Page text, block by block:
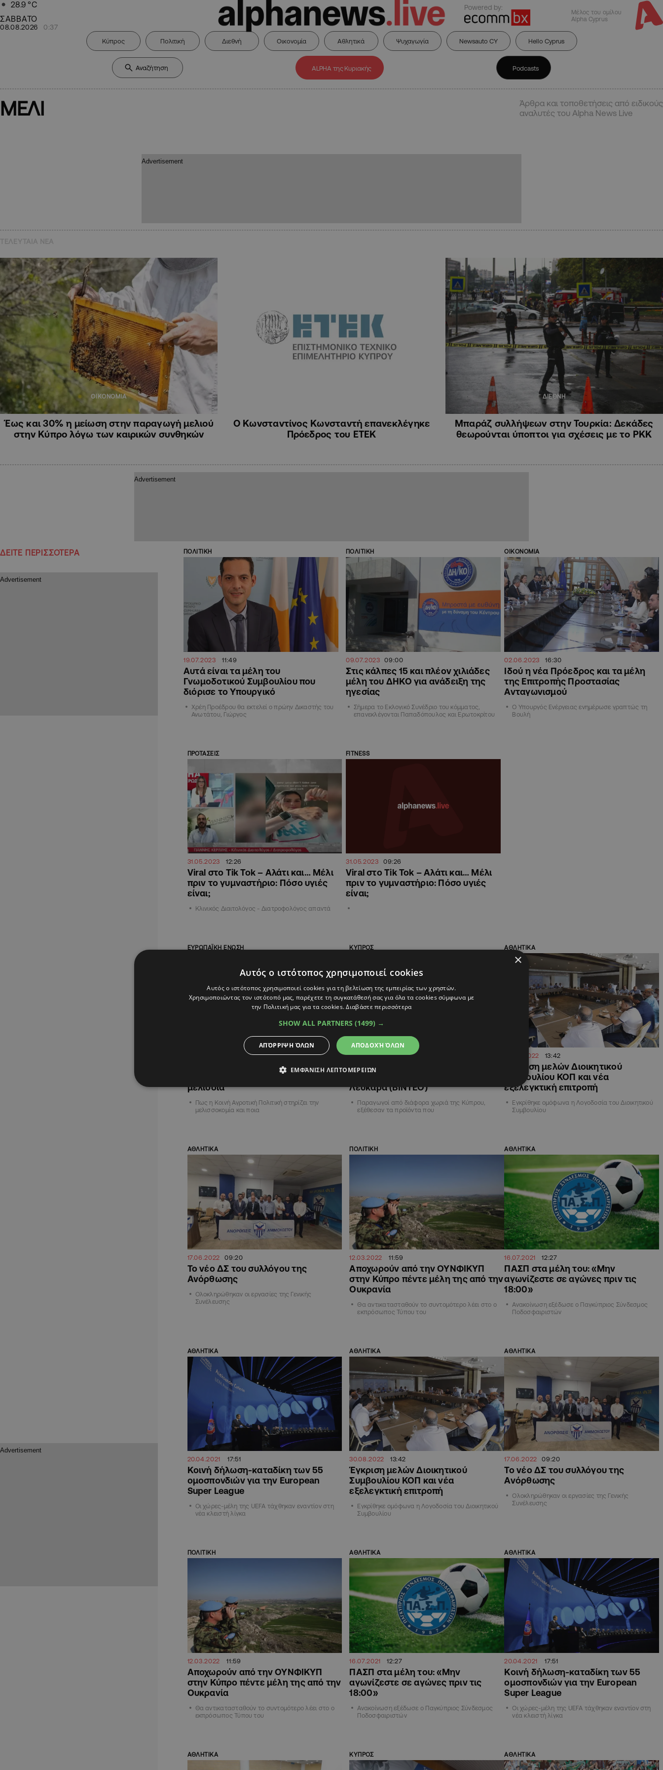
28.9 °C
ΣΑΒΒΑΤΟ
08.08.2026 0:37
Powered by:
Μέλος του ομίλου
Alpha Cyprus
Κύπρος Πολιτική Διεθνή Οικονομία Αθλητικά Ψυχαγωγία Newsauto CY Hello Cyprus
ALPHA της Κυριακής Podcasts
ΜΕΛΙ
Άρθρα και τοποθετήσεις από ειδικούς
αναλυτές του Alpha News Live
ΟΙΚΟΝΟΜΙΑ
Έως και 30% η μείωση στην παραγωγή μελιού
στην Κύπρο λόγω των καιρικών συνθηκών
Ο Κωνσταντίνος Κωνσταντή επανεκλέγηκε
Πρόεδρος του ΕΤΕΚ
ΔΙΕΘΝΗ
Μπαράζ συλλήψεων στην Τουρκία: Δεκάδες
θεωρούνται ύποπτοι για σχέσεις με το ΡΚΚ
ΔΕΙΤΕ ΠΕΡΙΣΣΟΤΕΡΑ ΠΟΛΙΤΙΚΗ
19.07.2023 11:49
Αυτά είναι τα μέλη του
Γνωμοδοτικού Συμβουλίου που
διόρισε το Υπουργικό
Χρέη Προέδρου θα εκτελεί ο πρώην Δικαστής του
Ανωτάτου, Γιώργος
ΠΟΛΙΤΙΚΗ
09.07.2023 09:00
Στις κάλπες 15 και πλέον χιλιάδες
μέλη του ΔΗΚΟ για ανάδειξη της
ηγεσίας
Σήμερα το Εκλογικό Συνέδριο του κόμματος,
επανεκλέγονται Παπαδόπουλος και Ερωτοκρίτου
ΟΙΚΟΝΟΜΙΑ
02.06.2023 16:30
Ιδού η νέα Πρόεδρος και τα μέλη
της Επιτροπής Προστασίας
Ανταγωνισμού
Ο Υπουργός Ενέργειας ενημέρωσε γραπτώς τη
Βουλή
ΠΡΟΤΑΣΕΙΣ
31.05.2023 12:26
Viral στο Tik Tok – Αλάτι και… Μέλι
πριν το γυμναστήριο: Πόσο υγιές
είναι;
Κλινικός Διαιτολόγος - Διατροφολόγος απαντά
FITNESS
31.05.2023 09:26
Viral στο Tik Tok – Αλάτι και… Μέλι
πριν το γυμναστήριο: Πόσο υγιές
είναι;
ΕΥΡΩΠΑΪΚΗ ΕΝΩΣΗ
Το κυπριακό μέλι σε αριθμούς: Πόσα
κιλά παράγονται τον χρόνο και τα
μελίσσια
Πως η Κοινή Αγροτική Πολιτική στηρίζει την
μελισσοκομία και ποια
ΚΥΠΡΟΣ
11.09.2022 21:30
Φεστιβάλ Αγροτικού Πολιτισμού:
Λεύκαρα (ΒΙΝΤΕΟ)
Παραγωγοί από διάφορα χωριά της Κύπρου,
εξέθεσαν τα προϊόντα που
ΑΘΛΗΤΙΚΑ
30.08.2022 13:42
Έγκριση μελών Διοικητικού
Συμβουλίου ΚΟΠ και νέα
εξελεγκτική επιτροπή
Εγκρίθηκε ομόφωνα η Λογοδοσία του Διοικητικού
Συμβουλίου
ΑΘΛΗΤΙΚΑ
17.06.2022 09:20
Το νέο ΔΣ του συλλόγου της
Ανόρθωσης
Ολοκληρώθηκαν οι εργασίες της Γενικής
Συνέλευσης
ΠΟΛΙΤΙΚΗ
12.03.2022 11:59
Αποχωρούν από την ΟΥΝΦΙΚΥΠ
στην Κύπρο πέντε μέλη της από την
Ουκρανία
Θα αντικατασταθούν το συντομότερο λέει στο ο
εκπρόσωπος Τύπου του
ΑΘΛΗΤΙΚΑ
16.07.2021 12:27
ΠΑΣΠ στα μέλη του: «Μην
αγωνίζεστε σε αγώνες πριν τις
18:00»
Ανακοίνωση εξέδωσε ο Παγκύπριος Σύνδεσμος
Ποδοσφαιριστών
ΑΘΛΗΤΙΚΑ
20.04.2021 17:51
Κοινή δήλωση-καταδίκη των 55
ομοσπονδιών για την European
Super League
Οι χώρες-μέλη της UEFA τάχθηκαν εναντίον στη
νέα κλειστή λίγκα
ΑΘΛΗΤΙΚΑ
30.08.2022 13:42
Έγκριση μελών Διοικητικού
Συμβουλίου ΚΟΠ και νέα
εξελεγκτική επιτροπή
Εγκρίθηκε ομόφωνα η Λογοδοσία του Διοικητικού
Συμβουλίου
ΑΘΛΗΤΙΚΑ
17.06.2022 09:20
Το νέο ΔΣ του συλλόγου της
Ανόρθωσης
Ολοκληρώθηκαν οι εργασίες της Γενικής
Συνέλευσης
ΠΟΛΙΤΙΚΗ
12.03.2022 11:59
Αποχωρούν από την ΟΥΝΦΙΚΥΠ
στην Κύπρο πέντε μέλη της από την
Ουκρανία
Θα αντικατασταθούν το συντομότερο λέει στο ο
εκπρόσωπος Τύπου του
ΑΘΛΗΤΙΚΑ
16.07.2021 12:27
ΠΑΣΠ στα μέλη του: «Μην
αγωνίζεστε σε αγώνες πριν τις
18:00»
Ανακοίνωση εξέδωσε ο Παγκύπριος Σύνδεσμος
Ποδοσφαιριστών
ΑΘΛΗΤΙΚΑ
20.04.2021 17:51
Κοινή δήλωση-καταδίκη των 55
ομοσπονδιών για την European
Super League
Οι χώρες-μέλη της UEFA τάχθηκαν εναντίον στη
νέα κλειστή λίγκα
ΑΘΛΗΤΙΚΑ ΚΥΠΡΟΣ ΑΘΛΗΤΙΚΑ
×
Αυτός ο ιστότοπος χρησιμοποιεί cookies
Αυτός ο ιστότοπος χρησιμοποιεί cookies για τη βελτίωση της εμπειρίας των χρηστών.
Χρησιμοποιώντας τον ιστότοπό μας, παρέχετε τη συγκατάθεσή σας για όλα τα cookies σύμφωνα με
την Πολιτική μας για τα cookies.Διαβάστε περισσότερα
SHOW ALL PARTNERS (1499) →
ΑΠΟΔΟΧΉ ΌΛΩΝ
ΑΠΌΡΡΙΨΗ ΌΛΩΝ
ΕΜΦΆΝΙΣΗ ΛΕΠΤΟΜΕΡΕΙΏΝ